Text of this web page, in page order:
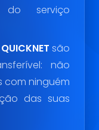
do serviço
QUICKNET são
não
com ninguém
das suas